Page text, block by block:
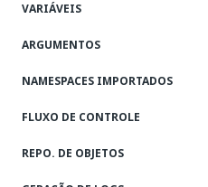
VARIÁVEIS
ARGUMENTOS
NAMESPACES IMPORTADOS
FLUXO DE CONTROLE
REPO. DE OBJETOS